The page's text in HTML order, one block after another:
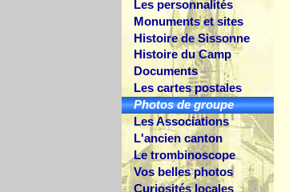
Les personnalités
Monuments et sites
Histoire de Sissonne
Histoire du Camp
Documents
Les cartes postales
Photos de groupe
Les Associations
L'ancien canton
Le trombinoscope
Vos belles photos
Curiosités locales